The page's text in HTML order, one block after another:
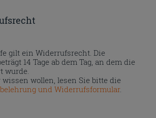
gilt ein Widerrufsrecht. Die
14 Tage ab dem Tag, an dem die
wurde.
wollen, lesen Sie bitte die
und Widerrufsformular.